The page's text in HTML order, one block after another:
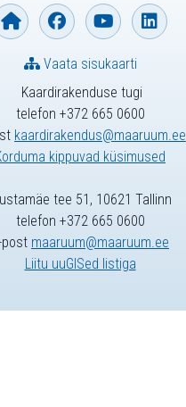
Kaardirakenduse tugi
telefon +372 665 0600
kaardirakendus@maaruum.ee
kippuvad küsimused
Vaata sisukaarti
tee 51, 10621 Tallinn
telefon +372 665 0600
post maaruum@maaruum.ee
Liitu uuGISed listiga